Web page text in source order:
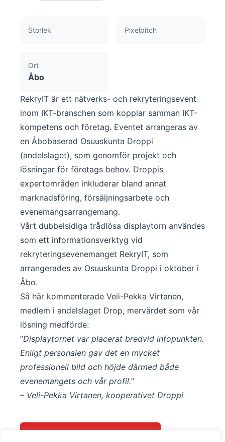
Storlek Pixelpitch
Ort
Åbo
RekryIT är ett nätverks- och rekryteringsevent
inom IKT-branschen som kopplar samman IKT-
kompetens och företag. Eventet arrangeras av
en Åbobaserad Osuuskunta Droppi
(andelslaget), som genomför projekt och
lösningar för företags behov. Droppis
expertområden inkluderar bland annat
marknadsföring, försäljningsarbete och
evenemangsarrangemang.
Vårt dubbelsidiga trådlösa displaytorn användes
som ett informationsverktyg vid
rekryteringsevenemanget RekryIT, som
arrangerades av Osuuskunta Droppi i oktober i
Åbo.
Så här kommenterade Veli-Pekka Virtanen,
medlem i andelslaget Drop, mervärdet som vår
lösning medförde:
”Displaytornet var placerat bredvid infopunkten.
Enligt personalen gav det en mycket
professionell bild och höjde därmed både
evenemangets och vår profil.”
– Veli-Pekka Virtanen, kooperativet Droppi